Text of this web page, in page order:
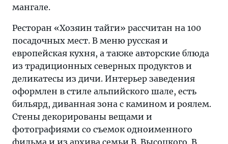
мангале.
Ресторан «Хозяин тайги» рассчитан на 100
посадочных мест. В меню русская и
европейская кухня, а также авторские блюда
из традиционных северных продуктов и
деликатесы из дичи. Интерьер заведения
оформлен в стиле альпийского шале, есть
бильярд, диванная зона с камином и роялем.
Стены декорированы вещами и
фотографиями со съемок одноименного
фильма и из архива семьи В. Высоцкого. В